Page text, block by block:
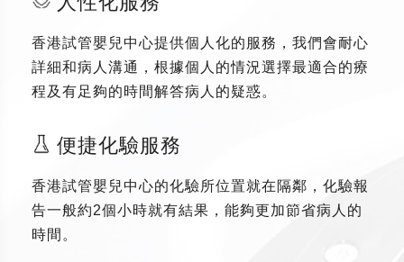
香港試管嬰兒中心提供個人化的服務，我們會耐心
詳細和病人溝通，根據個人的情況選擇最適合的療
程及有足夠的時間解答病人的疑惑。
便捷化驗服務
香港試管嬰兒中心的化驗所位置就在隔鄰，化驗報
告一般約2個小時就有結果，能夠更加節省病人的
時間。